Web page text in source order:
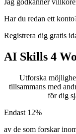
Har du redan ett
Registrera dig gratis
AI Skills 4
Utforska
tillsammans med
för dig
Endast 12%
av de som forskar